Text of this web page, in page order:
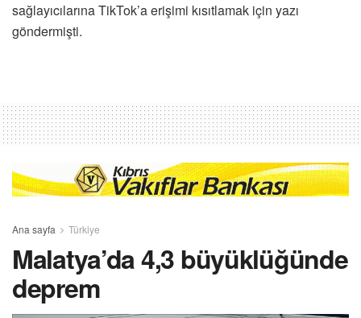
sağlayıcılarına TikTok’a erişimi kısıtlamak için yazı
göndermişti.
Ana sayfa Türkiye
Malatya’da 4,3 büyüklüğünde
deprem